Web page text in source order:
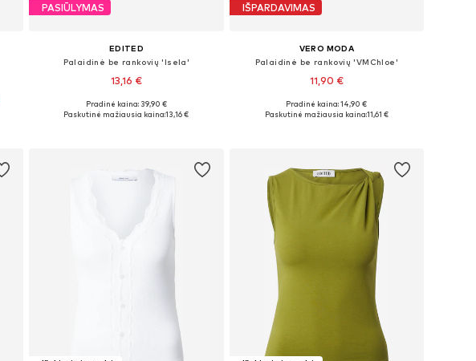
PASIŪLYMAS
EDITED
Palaidinė be rankovių 'Isela'
13,16 €
Galimi dydžiai: XS, S, M, L
Pradinė kaina: 39,90 €
Paskutinė mažiausia kaina:13,16 €
IŠPARDAVIMAS
VERO MODA
Palaidinė be rankovių 'VMChloe'
11,90 €
Galimi dydžiai: S, M, L, XL
Pradinė kaina: 14,90 €
Paskutinė mažiausia kaina:11,61 €